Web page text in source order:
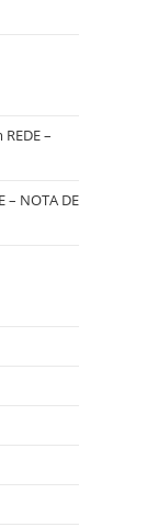
–
– NOTA DE